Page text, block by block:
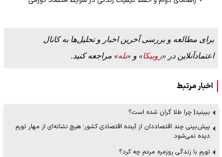
برای مطالعه و بررسی آخرین اخبار و تحلیل‌ها به کانال
اعتمادآنلاین در «روبیکا» و «بله» مراجعه کنید.
اخبار مرتبط
ببینید| چرا طلا گران شده است؟
پیش‌بینی چند اقتصاددان از آینده اقتصادی کشور؛ هیچ نشانه‌ای از مهار تورم
دیده نمی‌شود
تورم با زندگی روزمره مردم چه کرد؟